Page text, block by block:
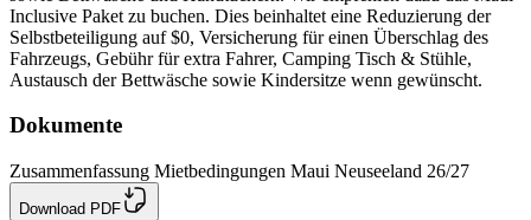
Inclusive Paket zu buchen. Dies beinhaltet eine Reduzierung der
Selbstbeteiligung auf $0, Versicherung für einen Überschlag des
Fahrzeugs, Gebühr für extra Fahrer, Camping Tisch & Stühle,
Austausch der Bettwäsche sowie Kindersitze wenn gewünscht.
Dokumente
Zusammenfassung Mietbedingungen Maui Neuseeland 26/27
Download PDF